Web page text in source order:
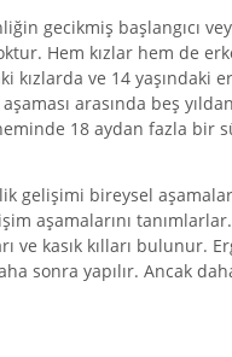
gecikmiş başlangıcı
Hem kızlar hem de
kızlarda ve 14 yaşındaki
arasında beş
18 aydan fazla bir
gelişimi bireysel
aşamalarını
ve kasık kılları bulunur.
sonra yapılır. Ancak